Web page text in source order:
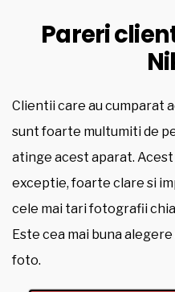
Pareri
Clientii care au cumparat
sunt foarte multumiti de
atinge acest aparat.
exceptie, foarte clare si
cele mai tari fotografii
Este cea mai buna
foto.